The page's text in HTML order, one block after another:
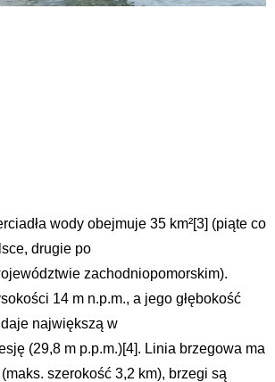
wody obejmuje 35 km²[3] (piąte co
drugie po
zachodniopomorskim).
14 m n.p.m., a jego głębokość
największą w
(29,8 m p.p.m.)[4]. Linia brzegowa ma
szerokość 3,2 km), brzegi są